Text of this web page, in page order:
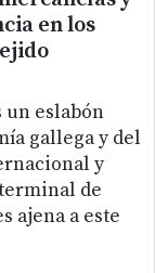
en los
un eslabón
gallega y del
y
de
ajena a este